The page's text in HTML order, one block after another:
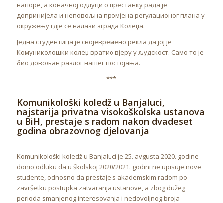
напоре, а коначној одлуци о престанку рада је
допринијела и неповољна промјена регулационог плана у
окружењу гдје се налази зграда Колеџа.
Једна студентица је својевремено рекла да јој је
Комуниколошки колеџ вратио вјеру у људскост. Само то је
био довољан разлог нашег постојања.
***
Komunikološki koledž u Banjaluci,
najstarija privatna visokoškolska ustanova
u BiH, prestaje s radom nakon dvadeset
godina obrazovnog djelovanja
Komunikološki koledž u Banjaluci je 25. avgusta 2020. godine
donio odluku da u školskoj 2020/2021. godini ne upisuje nove
studente, odnosno da prestaje s akademskim radom po
završetku postupka zatvaranja ustanove, a zbog dužeg
perioda smanjenog interesovanja i nedovoljnog broja